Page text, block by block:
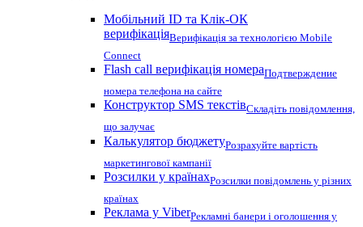
Мобільний ID та Клік-ОК
верифікаціяВерифікація за технологією Mobile
Connect
Flash call верифікація номераПодтверждение
номера телефона на сайте
Конструктор SMS текстівСкладіть повідомлення,
що залучає
Калькулятор бюджетуРозрахуйте вартість
маркетингової кампанії
Розсилки у країнахРозсилки повідомлень у різних
країнах
Реклама у ViberРекламні банери і оголошення у